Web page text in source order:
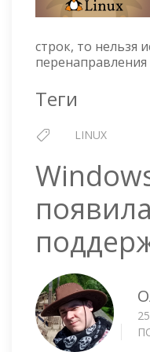
строк, то нельзя
перенаправления
Теги
LINUX